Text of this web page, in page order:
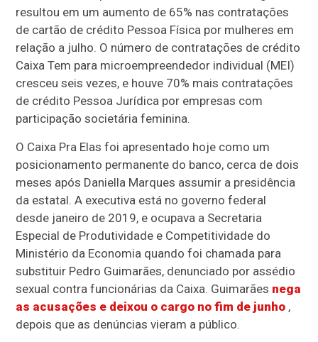
resultou em um aumento de 65% nas contratações
de cartão de crédito Pessoa Física por mulheres em
relação a julho. O número de contratações de crédito
Caixa Tem para microempreendedor individual (MEI)
cresceu seis vezes, e houve 70% mais contratações
de crédito Pessoa Jurídica por empresas com
participação societária feminina.
O Caixa Pra Elas foi apresentado hoje como um
posicionamento permanente do banco, cerca de dois
meses após Daniella Marques assumir a presidência
da estatal. A executiva está no governo federal
desde janeiro de 2019, e ocupava a Secretaria
Especial de Produtividade e Competitividade do
Ministério da Economia quando foi chamada para
substituir Pedro Guimarães, denunciado por assédio
sexual contra funcionárias da Caixa. Guimarães nega
as acusações e deixou o cargo no fim de junho ,
depois que as denúncias vieram a público.